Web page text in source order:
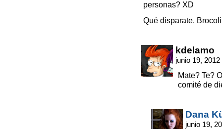
personas? XD
Qué disparate.
kdelamo
junio 19,
Mate? Te?
comité de
Dana
junio 19,